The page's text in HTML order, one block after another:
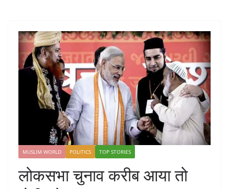
MUSLIM WORLD POLITICS TOP STORIES
लोकसभा चुनाव करीब आया तो